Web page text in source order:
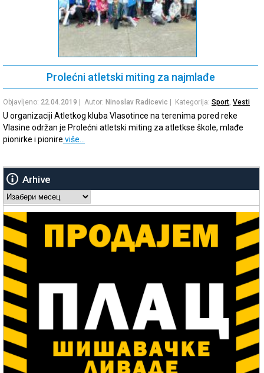
Prolećni atletski miting za najmlađe
Objavljeno: 22.04.2019 | Autor: Ninoslav Radicevic | Kategorija: Sport, Vesti
U organizaciji Atletkog kluba Vlasotince na terenima pored reke
Vlasine održan je Prolećni atletski miting za atletkse škole, mlađe
pionirke i pionire više…
Arhive
Arhive